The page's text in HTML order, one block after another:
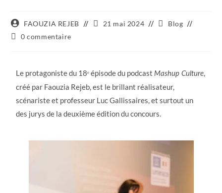
FAOUZIA REJEB 21 mai 2024
Blog
0 commentaire
Le protagoniste du 18ᵉ épisode du podcast Mashup Culture,
créé par Faouzia Rejeb, est le brillant réalisateur,
scénariste et professeur Luc Gallissaires, et surtout un
des jurys de la deuxième édition du concours.